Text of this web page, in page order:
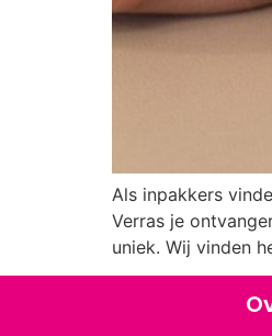
Als inpakkers
Verras je
uniek. Wij vinden